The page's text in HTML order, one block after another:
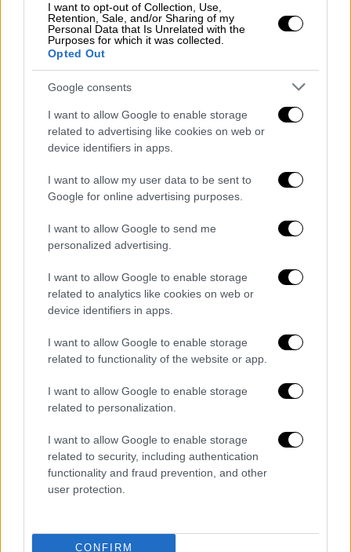
I want to opt-out of Collection, Use,
Retention, Sale, and/or Sharing of my
Personal Data that Is Unrelated with the
Purposes for which it was collected.
Opted Out
Google consents
I want to allow Google to enable storage
related to advertising like cookies on web or
device identifiers in apps.
I want to allow my user data to be sent to
Google for online advertising purposes.
I want to allow Google to send me
personalized advertising.
I want to allow Google to enable storage
related to analytics like cookies on web or
device identifiers in apps.
I want to allow Google to enable storage
related to functionality of the website or app.
I want to allow Google to enable storage
related to personalization.
I want to allow Google to enable storage
related to security, including authentication
functionality and fraud prevention, and other
user protection.
CONFIRM
«Ένα σκυλί εστάλη στα μηχάνημα X-Ray αυτή
την εβδομάδα. Όταν ταξιδεύετε με ζώα
ενημερώστε την αεροπορική, ώστε να
μάθετε τον κανονισμό. Αφού αφαιρέστε το
κατοικίδιο από την τσάντα στείλτε τα
αντικείμενα για έλεγχο» έγραψε
χαρακτηριστικά.
ΟΛΕΣ ΟΙ ΕΙΔΗΣΕΙΣ
αναμένονται οι οριστικές αποφάσεις για
επιστροφή στο ΕΣΥ
Θεοδωρικάκος κατά ΣΥΡΙΖΑ για τον
16χρονο που πυροβολήθηκε στο κεφάλι:
«Επιχειρούν επικίνδυνη ταύτιση με το
2008»
Δωρεάν εξετάσεις για τον καρκίνο
γυναίκες από 21 έως 65 ετών - Πότε
ξεκινά το πρόγραμμα
Γιατί πάτησε «φρένο» η ανάπτυξη -
Υποχώρηση της κατανάλωσης και
προσγείωση του ΑΕΠ στο 2,8%
Anne Heche: Στο φως νέες
έδειξαν οι τοξικολογικές εξετάσεις;